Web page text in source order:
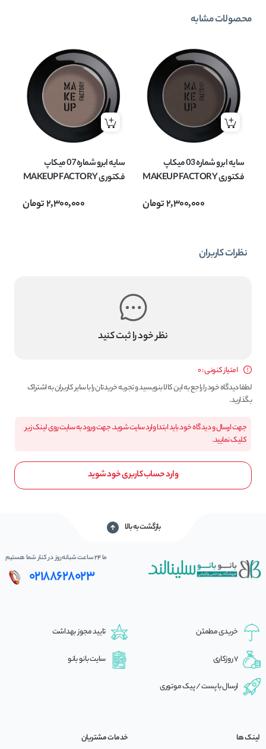
محصولات مشابه
سایه ابرو شماره 03 میکاپ
فکتوری MAKEUP FACTORY
2,300,000تومان
سایه ابرو شماره 07 میکاپ
فکتوری MAKEUP FACTORY
2,300,000تومان
نظرات کاربران
نظر خود را ثبت کنید
امتیاز کنونی : 0
لطفا دیدگاه خود را راجع به این کالا بنویسید و تجربه خریدتان را با سایر کاربران به اشتراک
بگذارید.
جهت ارسال و دیدگاه خود باید ابتدا وارد سایت شوید. جهت ورود به سایت روی لینک زیر
کلیک نمایید.
وارد حساب کاربری خود شوید
بازگشت به بالا
ما 24 ساعت شبانه‌روز در کنار شما هستیم
02188628023
خریدی مطمئن تایید مجوز بهداشت
7 روزکاری سایت بانو بانو
ارسال با پست / پیک موتوری
لینک ها خدمات مشتریان